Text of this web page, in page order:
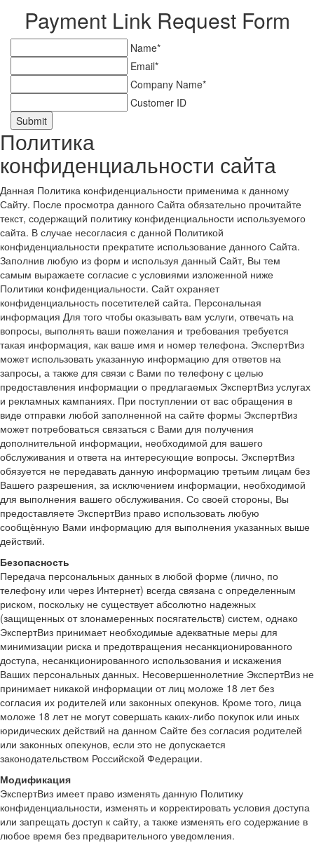
Payment Link Request Form
Name*
Email*
Company Name*
Customer ID
Submit
Политика
конфиденциальности сайта
Данная Политика конфиденциальности применима к данному
Сайту. После просмотра данного Сайта обязательно прочитайте
текст, содержащий политику конфиденциальности используемого
сайта. В случае несогласия с данной Политикой
конфиденциальности прекратите использование данного Сайта.
Заполнив любую из форм и используя данный Сайт, Вы тем
самым выражаете согласие с условиями изложенной ниже
Политики конфиденциальности. Сайт охраняет
конфиденциальность посетителей сайта. Персональная
информация Для того чтобы оказывать вам услуги, отвечать на
вопросы, выполнять ваши пожелания и требования требуется
такая информация, как ваше имя и номер телефона. ЭкспертВиз
может использовать указанную информацию для ответов на
запросы, а также для связи с Вами по телефону с целью
предоставления информации о предлагаемых ЭкспертВиз услугах
и рекламных кампаниях. При поступлении от вас обращения в
виде отправки любой заполненной на сайте формы ЭкспертВиз
может потребоваться связаться с Вами для получения
дополнительной информации, необходимой для вашего
обслуживания и ответа на интересующие вопросы. ЭкспертВиз
обязуется не передавать данную информацию третьим лицам без
Вашего разрешения, за исключением информации, необходимой
для выполнения вашего обслуживания. Со своей стороны, Вы
предоставляете ЭкспертВиз право использовать любую
сообщѐнную Вами информацию для выполнения указанных выше
действий.
Безопасность
Передача персональных данных в любой форме (лично, по
телефону или через Интернет) всегда связана с определенным
риском, поскольку не существует абсолютно надежных
(защищенных от злонамеренных посягательств) систем, однако
ЭкспертВиз принимает необходимые адекватные меры для
минимизации риска и предотвращения несанкционированного
доступа, несанкционированного использования и искажения
Ваших персональных данных. Несовершеннолетние ЭкспертВиз не
принимает никакой информации от лиц моложе 18 лет без
согласия их родителей или законных опекунов. Кроме того, лица
моложе 18 лет не могут совершать каких-либо покупок или иных
юридических действий на данном Сайте без согласия родителей
или законных опекунов, если это не допускается
законодательством Российской Федерации.
Модификация
ЭкспертВиз имеет право изменять данную Политику
конфиденциальности, изменять и корректировать условия доступа
или запрещать доступ к сайту, а также изменять его содержание в
любое время без предварительного уведомления.